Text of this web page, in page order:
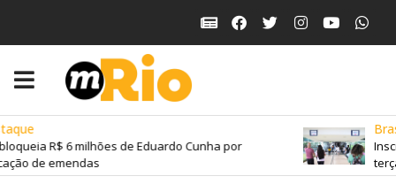
R$ 6 milhões de Eduardo Cunha por
de emendas